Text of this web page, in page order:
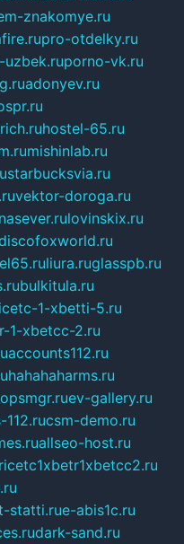
znakomye.ru
pro-otdelky.ru
uzbek.ruporno-vk.ru
adonyev.ru
hostel-65.ru
mishinlab.ru
starbucksvia.ru
vektor-doroga.ru
lovinskix.ru
liura.ruglasspb.ru
bulkitula.ru
1-xbetti-5.ru
1-xbetcc-2.ru
accounts112.ru
hahahaharms.ru
opsmgr.ruev-gallery.ru
csm-demo.ru
allseo-host.ru
statti.rue-abis1c.ru
dark-sand.ru